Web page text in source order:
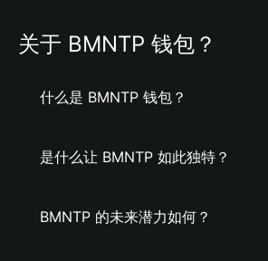
关于 BMNTP 钱包？
什么是 BMNTP 钱包？
是什么让 BMNTP 如此独特？
BMNTP 的未来潜力如何？